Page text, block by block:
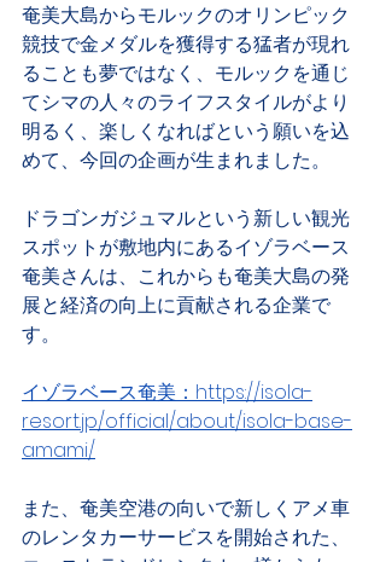
奄美大島からモルックのオリンピック
競技で金メダルを獲得する猛者が現れ
ることも夢ではなく、モルックを通じ
てシマの人々のライフスタイルがより
明るく、楽しくなればという願いを込
めて、今回の企画が生まれました。
ドラゴンガジュマルという新しい観光
スポットが敷地内にあるイゾラベース
奄美さんは、これからも奄美大島の発
展と経済の向上に貢献される企業で
す。
イゾラベース奄美：https://isola-
resort.jp/official/about/isola-base-
amami/
また、奄美空港の向いで新しくアメ車
のレンタカーサービスを開始された、